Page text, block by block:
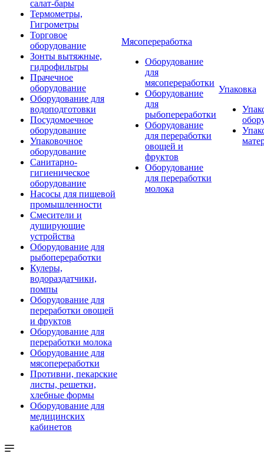
салат-бары
Термометры,
Гигрометры
Торговое
оборудование
Зонты вытяжные,
гидрофильтры
Прачечное
оборудование
Оборудование для
водоподготовки
Посудомоечное
оборудование
Упаковочное
оборудование
Санитарно-
гигиеническое
оборудование
Насосы для пищевой
промышленности
Смесители и
душирующие
устройства
Оборудование для
рыбопереработки
Кулеры,
водораздатчики,
помпы
Оборудование для
переработки овощей
и фруктов
Оборудование для
переработки молока
Оборудование для
мясопереработки
Противни, пекарские
листы, решетки,
хлебные формы
Оборудование для
медицинских
кабинетов
Мясопереработка
Оборудование
для
мясопереработки
Оборудование
для
рыбопереработки
Оборудование
для переработки
овощей и
фруктов
Оборудование
для переработки
молока
Упаковка